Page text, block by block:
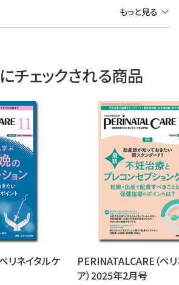
もっと見る
チェックされる商品
リネイタルケ
PERINATALCARE（ペ
ア）2025年2月号